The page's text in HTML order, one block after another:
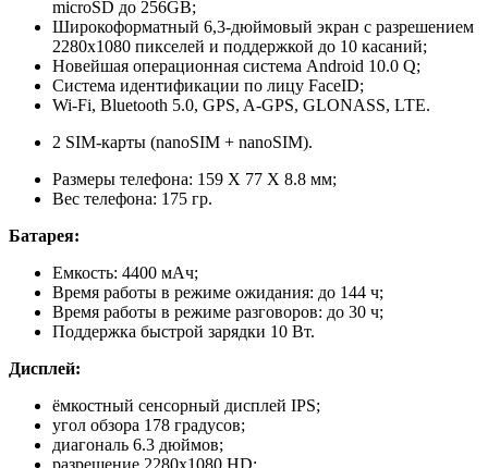
microSD до 256GB;
Широкоформатный 6,3-дюймовый экран с разрешением
2280x1080 пикселей и поддержкой до 10 касаний;
Новейшая операционная система Android 10.0 Q;
Система идентификации по лицу FaceID;
Wi-Fi, Bluetooth 5.0, GPS, A-GPS, GLONASS, LTE.
2 SIM-карты (nanoSIM + nanoSIM).
Размеры телефона: 159 X 77 X 8.8 мм;
Вес телефона: 175 гр.
Батарея:
Емкость: 4400 мАч;
Время работы в режиме ожидания: до 144 ч;
Время работы в режиме разговоров: до 30 ч;
Поддержка быстрой зарядки 10 Вт.
Дисплей:
ёмкостный сенсорный дисплей IPS;
угол обзора 178 градусов;
диагональ 6.3 дюймов;
разрешение 2280х1080 HD;